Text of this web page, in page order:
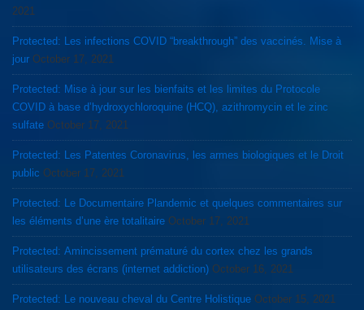
2021
Protected: Les infections COVID “breakthrough” des vaccinés. Mise à
jour October 17, 2021
Protected: Mise à jour sur les bienfaits et les limites du Protocole
COVID à base d’hydroxychloroquine (HCQ), azithromycin et le zinc
sulfate October 17, 2021
Protected: Les Patentes Coronavirus, les armes biologiques et le Droit
public October 17, 2021
Protected: Le Documentaire Plandemic et quelques commentaires sur
les éléments d’une ère totalitaire October 17, 2021
Protected: Amincissement prématuré du cortex chez les grands
utilisateurs des écrans (internet addiction) October 16, 2021
Protected: Le nouveau cheval du Centre Holistique October 15, 2021